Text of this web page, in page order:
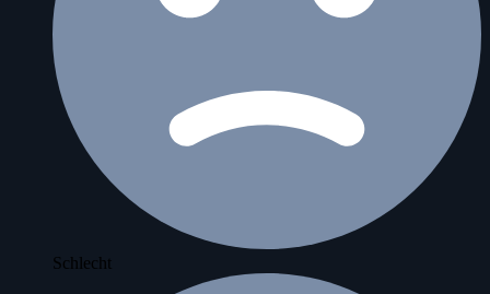
Schlecht